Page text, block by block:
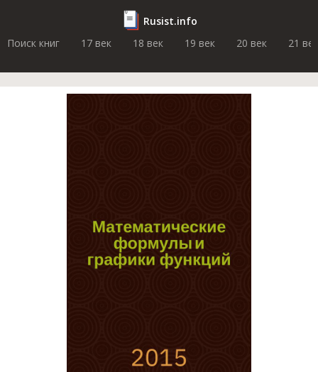
Rusist.info
Поиск книг
17 век 18 век 19 век 20 век 21 век